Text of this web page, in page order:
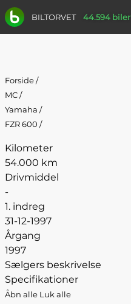
BILTORVET 44.594 biler
Forside/
MC/
Yamaha /
FZR 600 /
Kilometer
54.000 km
Drivmiddel
-
1. indreg
31-12-1997
Årgang
1997
Sælgers beskrivelse
Specifikationer
Åbn alle Luk alle